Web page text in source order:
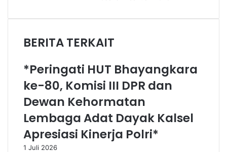
BERITA TERKAIT
*Peringati HUT Bhayangkara
ke-80, Komisi III DPR dan
Dewan Kehormatan
Lembaga Adat Dayak Kalsel
Apresiasi Kinerja Polri*
1 Juli 2026